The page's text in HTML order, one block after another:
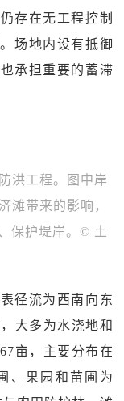
存在无工程控制
场地内设有抵御
承担重要的蓄滞
洪工程。图中岸
滩带来的影响，
保护堤岸。© 土
径流为西南向东
大多为水浇地和
亩，主要分布在
、果园和苗圃为